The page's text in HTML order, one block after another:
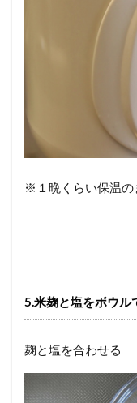
※１晩くらい保温の
5.米麹と塩をボウル
麹と塩を合わせる